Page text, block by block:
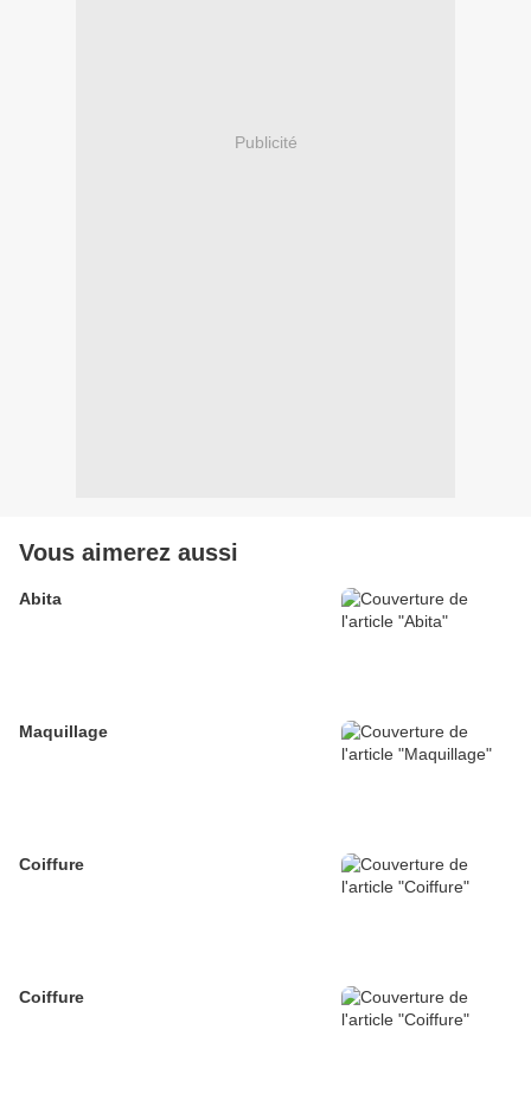
Publicité
Vous aimerez aussi
Abita
Maquillage
Coiffure
Coiffure